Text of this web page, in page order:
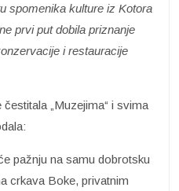
spomenika kulture iz Kotora
prvi put dobila priznanje
i restauracije
„Muzejima“ i svima
pažnju na samu dobrotsku
crkava Boke, privatnim